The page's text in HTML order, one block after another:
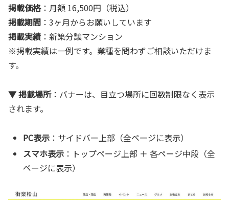
掲載価格：月額 16,500円（税込）
掲載期間 ：3ヶ月からお願いしています
掲載実績 ：新築分譲マンション
※掲載実績は一例です。業種を問わずご相談いただけま
す。
▼ 掲載場所：バナーは、目立つ場所に回数制限なく表示
されます。
PC表示 ：サイドバー上部（全ページに表示）
スマホ表示 ：トップページ上部 ＋ 各ページ中段（全
ページに表示）